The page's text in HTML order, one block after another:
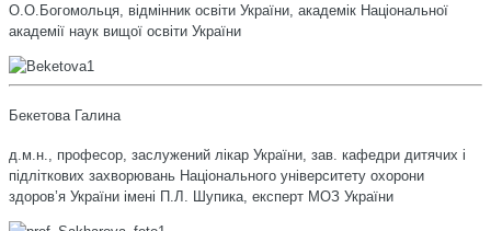
О.О.Богомольця, відмінник освіти України, академік Національної
академії наук вищої освіти України
Бекетова Галина
д.м.н., професор, заслужений лікар України, зав. кафедри дитячих і
підліткових захворювань Національного університету охорони
здоров’я України імені П.Л. Шупика, експерт МОЗ України